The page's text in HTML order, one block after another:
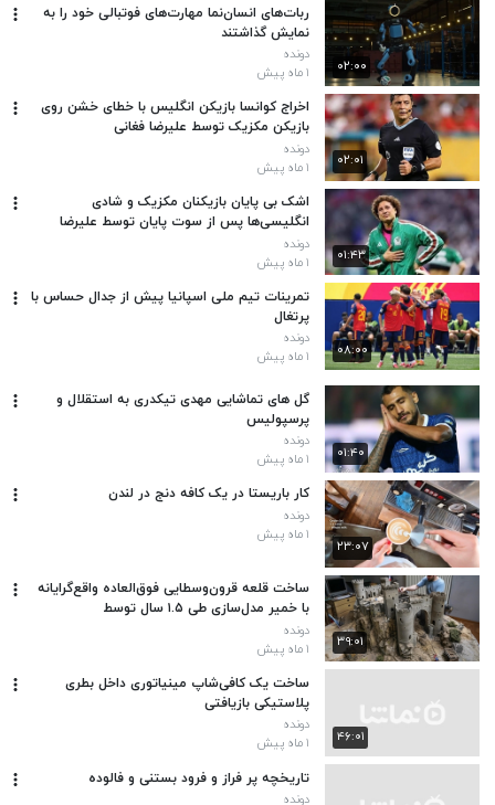
۰۲:۰۰
ربات‌های انسان‌نما مهارت‌های فوتبالی خود را به
نمایش گذاشتند
دونده
۱ ماه پیش
۰۲:۰۱
اخراج کوانسا بازیکن انگلیس با خطای خشن روی
بازیکن مکزیک توسط علیرضا فغانی
دونده
۱ ماه پیش
۰۱:۴۳
اشک بی پایان بازیکنان مکزیک و شادی
انگلیسی‌ها پس از سوت پایان توسط علیرضا
فغانی
دونده
۱ ماه پیش
۰۸:۰۰
تمرینات تیم ملی اسپانیا پیش از جدال حساس با
پرتغال
دونده
۱ ماه پیش
۰۱:۴۰
گل های تماشایی مهدی تیکدری به استقلال و
پرسپولیس
دونده
۱ ماه پیش
۲۳:۰۷
کار باریستا در یک کافه دنج در لندن
دونده
۱ ماه پیش
۳۹:۰۱
ساخت قلعه قرون‌وسطایی فوق‌العاده واقع‌گرایانه
با خمیر مدل‌سازی طی ۱.۵ سال توسط
دونده
۱ ماه پیش
۴۶:۰۱
ساخت یک کافی‌شاپ مینیاتوری داخل بطری
پلاستیکی بازیافتی
دونده
۱ ماه پیش
تاریخچه پر فراز و فرود بستنی و فالوده
دونده